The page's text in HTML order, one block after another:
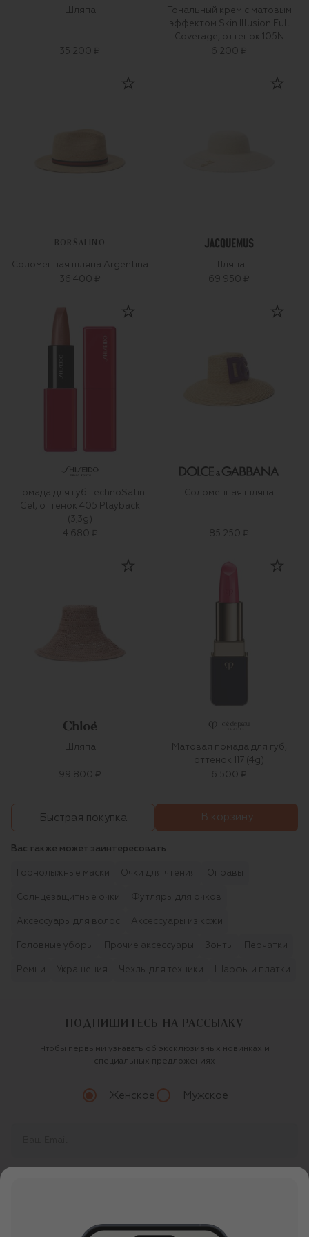
Шляпа
35 200 ₽
Тональный крем с матовым
эффектом Skin Illusion Full
Coverage, оттенок 105N
(30ml)
6 200 ₽
BORSALINO
Соломенная шляпа Argentina
36 400 ₽
Шляпа
69 950 ₽
Помада для губ TechnoSatin
Gel, оттенок 405 Playback
(3,3g)
4 680 ₽
Соломенная шляпа
85 250 ₽
Шляпа
99 800 ₽
Матовая помада для губ,
оттенок 117 (4g)
6 500 ₽
Быстрая покупка В корзину
Вас также может заинтересовать
Горнолыжные маски Очки для чтения Оправы
Солнцезащитные очки Футляры для очков
Аксессуары для волос Аксессуары из кожи
Головные уборы Прочие аксессуары Зонты Перчатки
Ремни Украшения Чехлы для техники Шарфы и платки
ПОДПИШИТЕСЬ НА РАССЫЛКУ
Чтобы первыми узнавать об эксклюзивных новинках и
специальных предложениях
Женское Мужское
О ЦУМ